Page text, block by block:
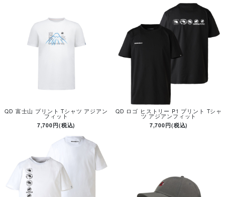
QD 富士山 プリント Tシャツ アジアン
フィット
7,700円(税込)
QD ロゴ ヒストリー P1 プリント Tシャ
ツ アジアンフィット
7,700円(税込)